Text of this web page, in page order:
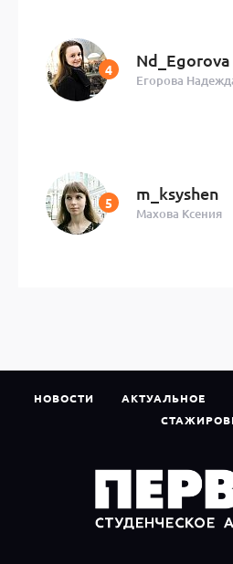
Nd_Egorova
Егорова
m_ksyshen
Махова Ксения
НОВОСТИ АКТУАЛЬНОЕ